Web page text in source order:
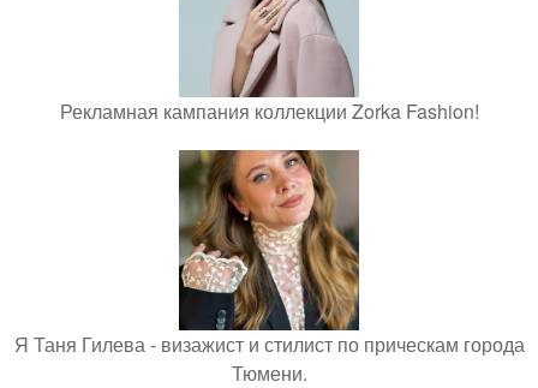
Рекламная кампания коллекции Zorka Fashion!
Я Таня Гилева - визажист и стилист по прическам города
Тюмени.